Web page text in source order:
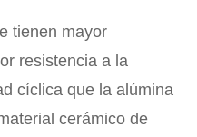
tienen mayor
resistencia a la
cíclica que la alúmina
cerámico de